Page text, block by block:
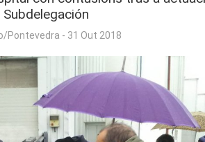
Subdelegación
Pontevedra - 31 Out 2018